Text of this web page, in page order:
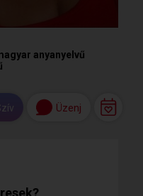
anyanyelvű
Üzenj